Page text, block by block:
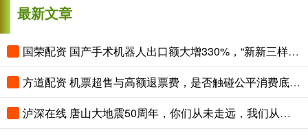
最新文章
国荣配资 国产手术机器人出口额大增330%，“新新三样”圈粉全球
方道配资 机票超售与高额退票费，是否触碰公平消费底线？
泸深在线 唐山大地震50周年，你们从未走远，我们从未忘记！